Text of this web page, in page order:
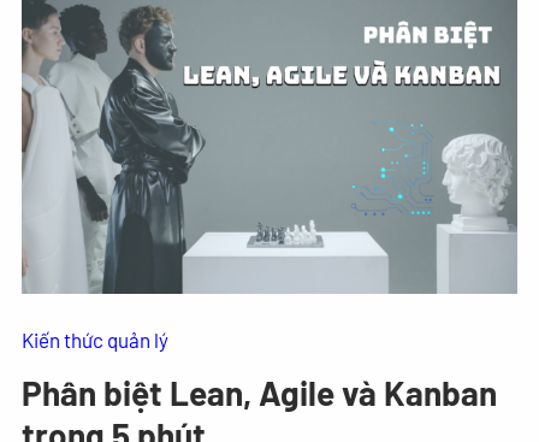
Kiến thức quản lý
Phân biệt Lean, Agile và Kanban